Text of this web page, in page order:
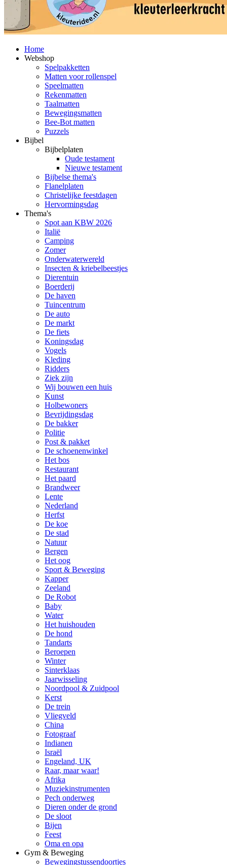
Home
Webshop
Spelpakketten
Matten voor rollenspel
Speelmatten
Rekenmatten
Taalmatten
Bewegingsmatten
Bee-Bot matten
Puzzels
Bijbel
Bijbelplaten
Oude testament
Nieuwe testament
Bijbelse thema's
Flanelplaten
Christelijke feestdagen
Hervormingsdag
Thema's
Spot aan KBW 2026
Italië
Camping
Zomer
Onderwaterwereld
Insecten & kriebelbeestjes
Dierentuin
Boerderij
De haven
Tuincentrum
De auto
De markt
De fiets
Koningsdag
Vogels
Kleding
Ridders
Ziek zijn
Wij bouwen een huis
Kunst
Holbewoners
Bevrijdingsdag
De bakker
Politie
Post & pakket
De schoenenwinkel
Het bos
Restaurant
Het paard
Brandweer
Lente
Nederland
Herfst
De koe
De stad
Natuur
Bergen
Het oog
Sport & Beweging
Kapper
Zeeland
De Robot
Baby
Water
Het huishouden
De hond
Tandarts
Beroepen
Winter
Sinterklaas
Jaarwisseling
Noordpool & Zuidpool
Kerst
De trein
Vliegveld
China
Fotograaf
Indianen
Israël
Engeland, UK
Raar, maar waar!
Afrika
Muziekinstrumenten
Pech onderweg
Dieren onder de grond
De sloot
Bijen
Feest
Oma en opa
Gym & Beweging
Bewegingstussendoortjes